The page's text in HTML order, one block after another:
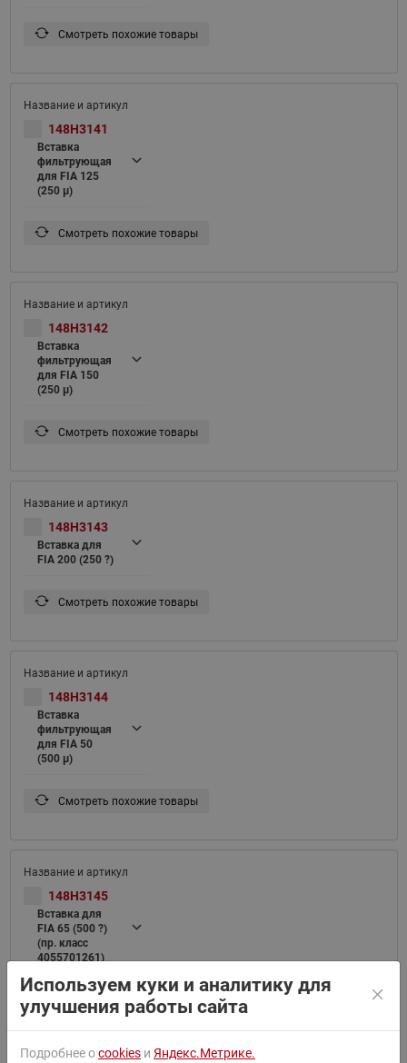
Смотреть похожие товары
148H3141
Вставка
фильтрующая
для FIA 125
(250 μ)
Смотреть похожие товары
148H3142
Вставка
фильтрующая
для FIA 150
(250 μ)
Смотреть похожие товары
148H3143
Вставка для
FIA 200 (250 ?)
Смотреть похожие товары
148H3144
Вставка
фильтрующая
для FIA 50
(500 μ)
Смотреть похожие товары
148H3145
Вставка для
FIA 65 (500 ?)
(пр. класс
4055701261)
Смотреть похожие товары
Используем куки и аналитику для
улучшения работы сайта
Подробнее оcookies и Яндекс.Метрике.